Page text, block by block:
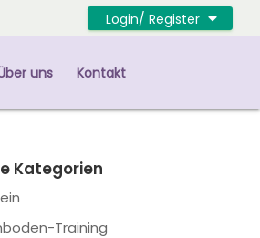
Login/ Register
uns Kontakt
Kategorien
Training